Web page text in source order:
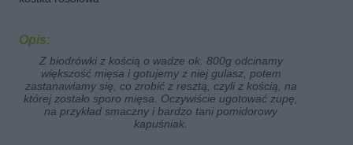
Opis:
Z biodrówki z kością o wadze ok. 800g odcinamy
większość mięsa i gotujemy z niej gulasz, potem
zastanawiamy się, co zrobić z resztą, czyli z kością, na
której zostało sporo mięsa. Oczywiście ugotować zupę,
na przykład smaczny i bardzo tani pomidorowy
kapuśniak.